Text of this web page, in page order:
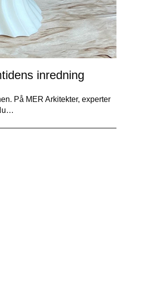
inredning
På MER Arkitekter, experter